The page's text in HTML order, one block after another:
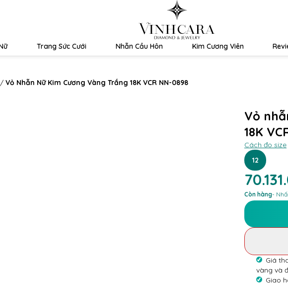
Trang Sức Cưới Nhẫn Cầu Hôn Kim Cương Viên
/ Vỏ Nhẫn Nữ Kim Cương Vàng Trắng 18K VCR NN-0898
Vỏ
18K
Cách đo size
12
Còn hàng-
Giá
vàng và
Giao